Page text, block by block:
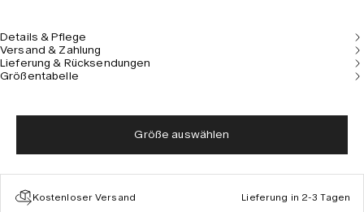
Bund.
Details & Pflege
Versand & Zahlung
Lieferung & Rücksendungen
Größentabelle
Größe auswählen
Kostenloser Versand Lieferung in 2-3 Tagen